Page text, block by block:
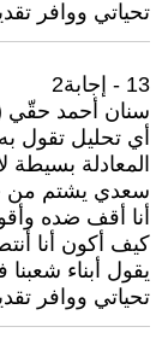
تحياتي ووافر
13 - إجابة2
سنان أحمد حقّي ( 2017 / 7 / 10 -
أي تحليل تقول
المعادلة بسيطة
سعدي يشتم من
أنا أقف ضده
كيف أكون أنا
يقول أبناء
تحياتي ووافر